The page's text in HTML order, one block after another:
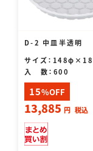
D-2 中皿半透明
サイズ：
入 数：600
15%OFF
13,885 円 税込